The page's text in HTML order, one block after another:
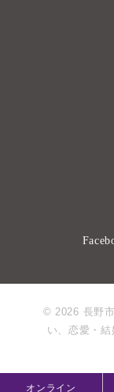
オンライン
© 2026 長野
い、恋愛・